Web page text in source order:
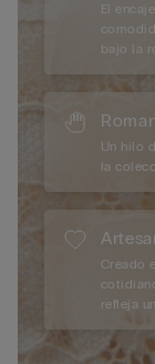
El
bajo la
Un hilo
la
Creado
refleja